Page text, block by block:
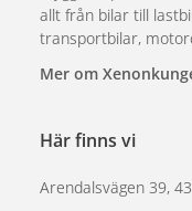
allt från bilar till
transportbilar,
Mer om
Här finns vi
Arendalsvägen 39,